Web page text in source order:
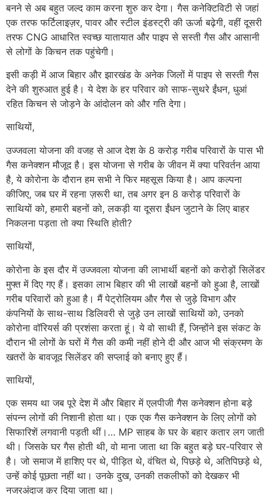
बनने से अब बहुत जल्द काम करना शुरु कर देगा। गैस कनेक्टिविटी से जहां
एक तरफ फर्टिलाइज़र, पावर और स्टील इंडस्ट्री की ऊर्जा बढ़ेगी, वहीं दूसरी
तरफ CNG आधारित स्वच्छ यातायात और पाइप से सस्ती गैस और आसानी
से लोगों के किचन तक पहुंचेगी।
इसी कड़ी में आज बिहार और झारखंड के अनेक जिलों में पाइप से सस्ती गैस
देने की शुरुआत हुई है। ये देश के हर परिवार को साफ-सुथरे ईंधन, धुआं
रहित किचन से जोड़ने के आंदोलन को और गति देगा।
साथियों,
उज्जवला योजना की वजह से आज देश के 8 करोड़ गरीब परिवारों के पास भी
गैस कनेक्शन मौजूद है। इस योजना से गरीब के जीवन में क्या परिवर्तन आया
है, ये कोरोना के दौरान हम सभी ने फिर महसूस किया है। आप कल्पना
कीजिए, जब घर में रहना ज़रूरी था, तब अगर इन 8 करोड़ परिवारों के
साथियों को, हमारी बहनों को, लकड़ी या दूसरा ईंधन जुटाने के लिए बाहर
निकलना पड़ता तो क्या स्थिति होती?
साथियों,
कोरोना के इस दौर में उज्जवला योजना की लाभार्थी बहनों को करोड़ों सिलेंडर
मुफ्त में दिए गए हैं। इसका लाभ बिहार की भी लाखों बहनों को हुआ है, लाखों
गरीब परिवारों को हुआ है। मैं पेट्रोलियम और गैस से जुड़े विभाग और
कंपनियों के साथ-साथ डिलिवरी से जुड़े उन लाखों साथियों को, उनको
कोरोना वॉरियर्स की प्रशंसा करता हूं। ये वो साथी हैं, जिन्होंने इस संकट के
दौरान भी लोगों के घरों में गैस की कमी नहीं होने दी और आज भी संक्रमण के
खतरों के बावजूद सिलेंडर की सप्लाई को बनाए हुए हैं।
साथियों,
एक समय था जब पूरे देश में और बिहार में एलपीजी गैस कनेक्शन होना बड़े
संपन्न लोगों की निशानी होता था। एक एक गैस कनेक्शन के लिए लोगों को
सिफारिशें लगवानी पड़ती थीं।… MP साहब के घर के बहार कतार लग जाती
थी। जिसके घर गैस होती थी, वो माना जाता था कि बहुत बड़े घर-परिवार से
है। जो समाज में हाशिए पर थे, पीड़ित थे, वंचित थे, पिछड़े थे, अतिपिछड़े थे,
उन्हें कोई पूछता नहीं था। उनके दुख, उनकी तकलीफों को देखकर भी
नजरअंदाज कर दिया जाता था।